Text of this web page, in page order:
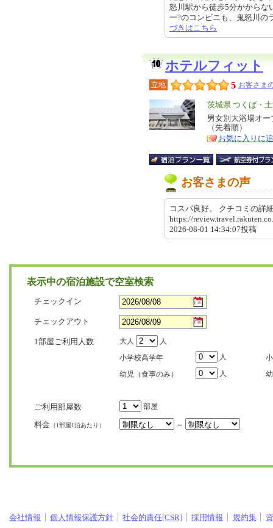
怒川駅から徒歩5分かからな
一?のコンビニも、鬼怒川
づきはこちら
ホテルフィット
立地 5 お客さま
エ
リ
ア
茨城県 つくば・
特
徴
男女別大浴場オ
（先着順）
お気に入りに
お客さまの声
コスパ良好。 クチコミの
https://
2026-08-01 14:34:07投稿
表示中の宿泊施設で空室検索
チェックイン
チェックアウト
1部屋ご利用人数 大人
人
小学校高学年
人
幼児（食事のみ）
人
ご利用部屋数 部屋
料金 （1部屋1泊あたり） ～
会社情報 個人情報保護方針 社会的責任[CSR] 採用情報 規約集